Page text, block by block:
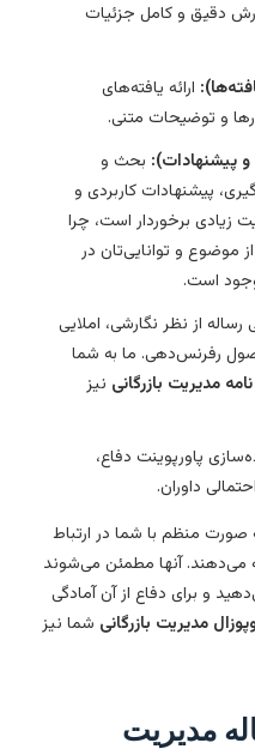
و کامل جزئیات
ارائه یافته‌های
توضیحات متنی.
بحث و
پیشنهادات کاربردی و
برخوردار است، چرا
و توانایی‌تان در
از نظر نگارشی، املایی
ما به شما
بازرگانینیز
دفاع،
داوران.
با شما در ارتباط
آنها مطمئن می‌شوند
برای دفاع از آن آمادگی
مدیریت بازرگانیشما نیز